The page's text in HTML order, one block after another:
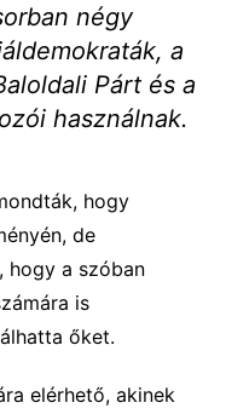
négy
a
Párt és a
használnak.
hogy
de
hogy a szóban
is
őket.
elérhető, akinek